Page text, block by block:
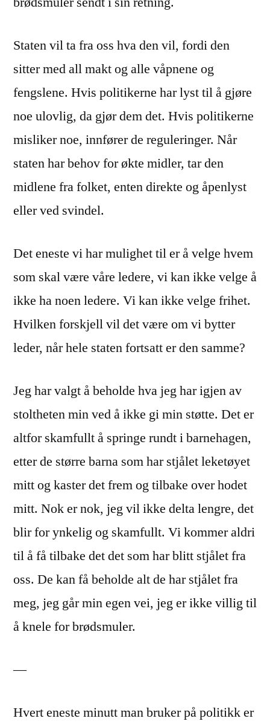
Staten vil ta fra oss hva den vil, fordi den
sitter med all makt og alle våpnene og
fengslene. Hvis politikerne har lyst til å gjøre
noe ulovlig, da gjør dem det. Hvis politikerne
misliker noe, innfører de reguleringer. Når
staten har behov for økte midler, tar den
midlene fra folket, enten direkte og åpenlyst
eller ved svindel.
Det eneste vi har mulighet til er å velge hvem
som skal være våre ledere, vi kan ikke velge å
ikke ha noen ledere. Vi kan ikke velge frihet.
Hvilken forskjell vil det være om vi bytter
leder, når hele staten fortsatt er den samme?
Jeg har valgt å beholde hva jeg har igjen av
stoltheten min ved å ikke gi min støtte. Det er
altfor skamfullt å springe rundt i barnehagen,
etter de større barna som har stjålet leketøyet
mitt og kaster det frem og tilbake over hodet
mitt. Nok er nok, jeg vil ikke delta lengre, det
blir for ynkelig og skamfullt. Vi kommer aldri
til å få tilbake det det som har blitt stjålet fra
oss. De kan få beholde alt de har stjålet fra
meg, jeg går min egen vei, jeg er ikke villig til
å knele for brødsmuler.
—
Hvert eneste minutt man bruker på politikk er